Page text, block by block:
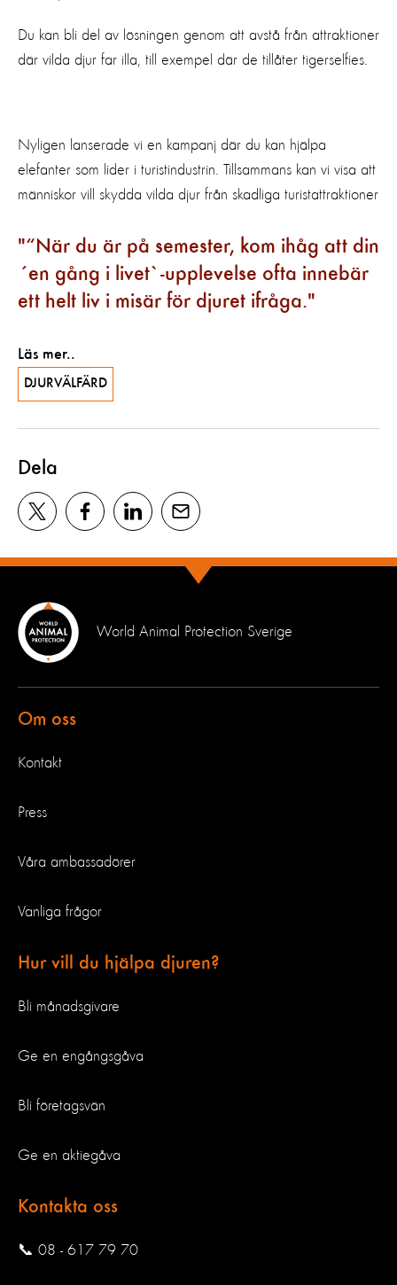
Du kan bli del av lösningen genom att avstå från attraktioner
där vilda djur far illa, till exempel där de tillåter tigerselfies.
Nyligen lanserade vi en kampanj där du kan hjälpa
elefanter som lider i turistindustrin. Tillsammans kan vi visa att
människor vill skydda vilda djur från skadliga turistattraktioner
“När du är på semester, kom ihåg att din
´en gång i livet`-upplevelse ofta innebär
ett helt liv i misär för djuret ifråga.
Läs mer..
DJURVÄLFÄRD
Dela
World Animal Protection Sverige
Om oss
Kontakt
Press
Våra ambassadörer
Vanliga frågor
Hur vill du hjälpa djuren?
Bli månadsgivare
Ge en engångsgåva
Bli företagsvän
Ge en aktiegåva
Kontakta oss
📞 08 - 617 79 70